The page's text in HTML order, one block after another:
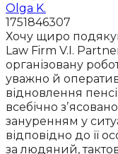
Olga K.
1751846307
Хочу щиро
Law Firm V.I.
організовану
уважно й
відновлення
всебічно
зануренням у
відповідно до її
за людяний,